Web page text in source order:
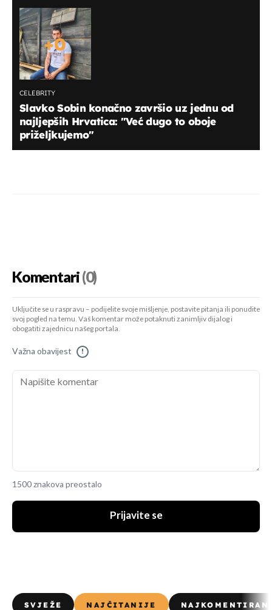
+0
CELEBRITY
Slavko Sobin konačno završio uz jednu od
najljepših Hrvatica: "Već dugo to oboje
priželjkujemo"
Komentari(0)
Uključite se u raspravu – podijelite svoje mišljenje, postavite pitanja ili ponudite
svoj pogled na temu. Vaš komentar može potaknuti zanimljiv dijalog i
obogatiti zajednicu našeg portala.
Važna obavijest !
1500 znakova preostalo
Prijavite se
SVJEŽE NAJČITANIJE